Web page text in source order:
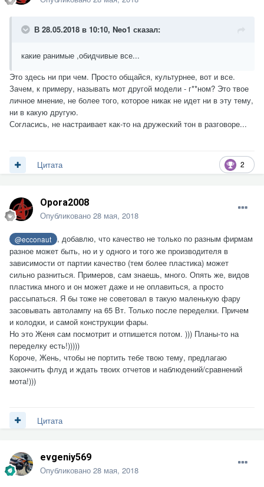
В 28.05.2018 в 10:10, Neo1 сказал:
какие ранимые ,обидчивые все...
Это здесь ни при чем. Просто общайся, культурнее, вот и все.
Зачем, к примеру, называть мот другой модели - г**ном? Это твое
личное мнение, не более того, которое никак не идет ни в эту тему,
ни в какую другую.
Согласись, не настраивает как-то на дружеский тон в разговоре...
2
Цитата
Opora2008
Опубликовано 28 мая, 2018
@ecconaut
, добавлю, что качество не только по разным фирмам
разное может быть, но и у одного и того же производителя в
зависимости от партии качество (тем более пластика) может
сильно разниться. Примеров, сам знаешь, много. Опять же, видов
пластика много и он может даже и не оплавиться, а просто
рассыпаться. Я бы тоже не советовал в такую маленькую фару
засовывать автолампу на 65 Вт. Только после переделки. Причем
и колодки, и самой конструкции фары.
Но это Женя сам посмотрит и отпишется потом. ))) Планы-то на
переделку есть!)))))
Короче, Жень, чтобы не портить тебе твою тему, предлагаю
закончить флуд и ждать твоих отчетов и наблюдений/сравнений
мота!)))
Цитата
evgeniy569
Опубликовано 28 мая, 2018